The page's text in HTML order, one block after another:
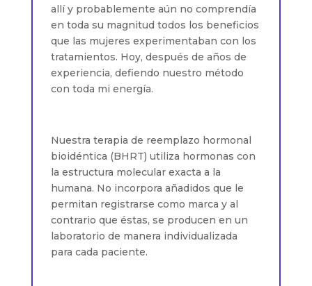
allí y probablemente aún no comprendía
en toda su magnitud todos los beneficios
que las mujeres experimentaban con los
tratamientos. Hoy, después de años de
experiencia, defiendo nuestro método
con toda mi energía.
Nuestra terapia de reemplazo hormonal
bioidéntica (BHRT) utiliza hormonas con
la estructura molecular exacta a la
humana. No incorpora añadidos que le
permitan registrarse como marca y al
contrario que éstas, se producen en un
laboratorio de manera individualizada
para cada paciente.